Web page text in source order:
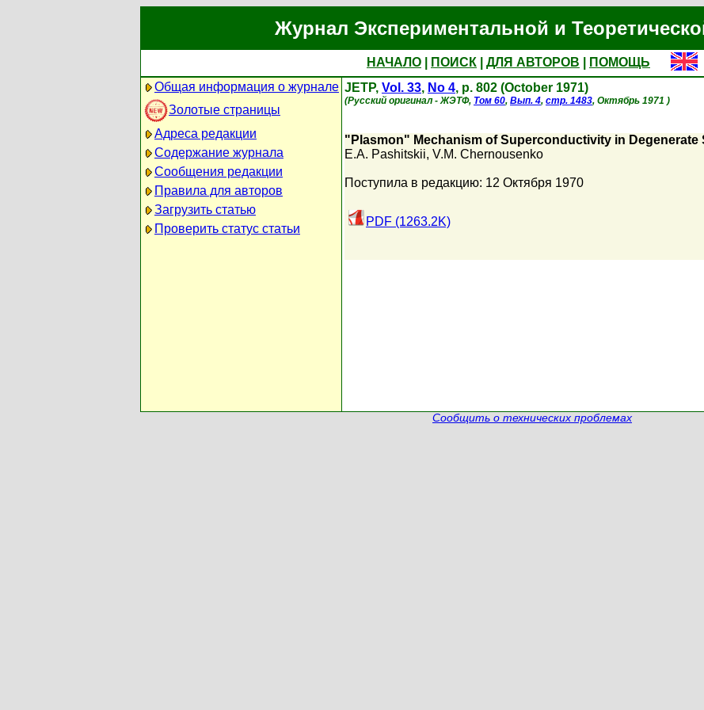
Журнал Экспериментальной и
НАЧАЛО ПОИСК ДЛЯ АВТОРОВ
ПОМОЩЬ
Общая информация о журнале
Золотые страницы
Адреса редакции
Содержание журнала
Сообщения редакции
Правила для авторов
Загрузить статью
Проверить статус статьи
JETP, Vol. 33, No 4, p. 802 (October 1971)
(Русский оригинал - ЖЭТФ, Том 60, Вып. 4, стр. 1483, Октябрь 1971 )
"Plasmon" Mechanism of Superconductivity in Degenerate
E.A. Pashitskii, V.M. Chernousenko
Поступила в редакцию: 12 Октября 1970
PDF (1263.2K)
Сообщить о технических проблемах